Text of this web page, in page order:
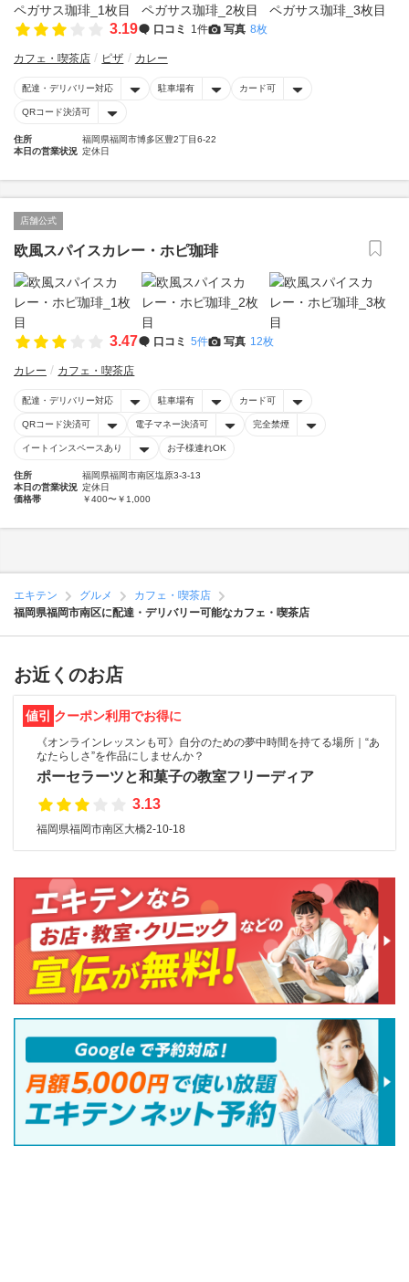
3.19 口コミ 1件 写真 8枚
カフェ・喫茶店 ピザ カレー
配達・デリバリー対応 駐車場有 カード可
QRコード決済可
住所
福岡県福岡市博多区豊2丁目6-22
本日の営業状況 定休日
店舗公式
欧風スパイスカレー・ホピ珈琲
3.47 口コミ 5件 写真 12枚
カレー カフェ・喫茶店
配達・デリバリー対応 駐車場有 カード可
QRコード決済可 電子マネー決済可 完全禁煙
イートインスペースあり お子様連れOK
住所
福岡県福岡市南区塩原3-3-13
本日の営業状況 定休日
価格帯
￥400〜￥1,000
エキテン グルメ
カフェ・喫茶店
福岡県福岡市南区に配達・デリバリー可能なカフェ・喫茶店
お近くのお店
値引 クーポン利用でお得に
《オンラインレッスンも可》自分のための夢中時間を持てる場所｜“あ
なたらしさ”を作品にしませんか？
ポーセラーツと和菓子の教室フリーディア
3.13
福岡県福岡市南区大橋2-10-18